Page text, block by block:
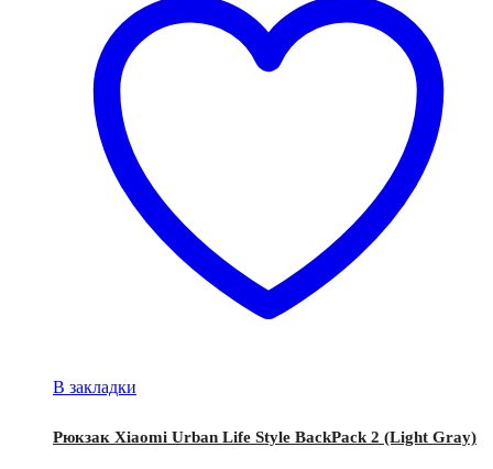
В закладки
Рюкзак Xiaomi Urban Life Style BackPack 2 (Light Gray)